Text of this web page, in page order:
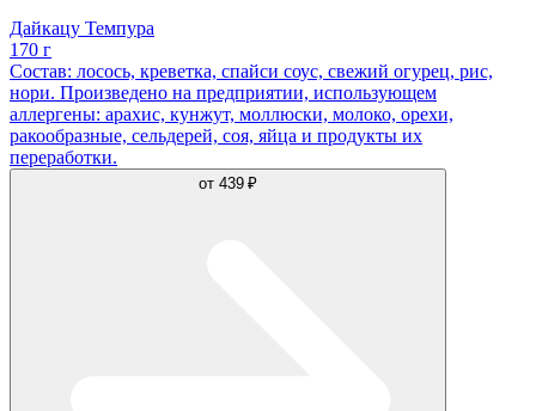
Дайкацу Темпура
170 г
Состав: лосось, креветка, спайси соус, свежий огурец, рис,
нори. Произведено на предприятии, использующем
аллергены: арахис, кунжут, моллюски, молоко, орехи,
ракообразные, сельдерей, соя, яйца и продукты их
переработки.
от 439 ₽